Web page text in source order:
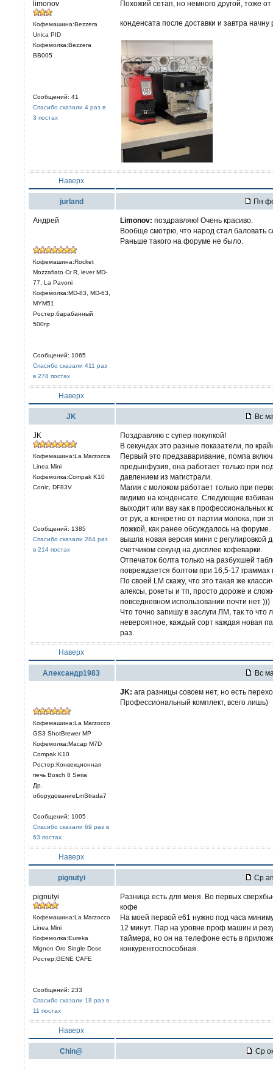
limonov
Кофемашина:Bezzera
Unica PID
Кофемолка:Bezzera
BB005
Сообщений: 41
Спасибо сказали 4 раз в
3 постах
Похожий сетап, но немного другой, тоже
конденсата после доставки и завтра начну
Наверх
jurland Пн
Андрей
Кофемашина:Rocket
Mozzafiato Cr R, lever MD-
77, La Pavoni
Кофемолка:MD-83, MD-63,
MYM51
Ростер:барабанный
500гр
Сообщений: 1065
Спасибо сказали 411 раз
в 278 постах
Limonov: поздравляю! Очень красиво.
Вообще смотрю, что народ стал баловать
Раньше такого на форуме не было.
Наверх
JK Вс
JK
Кофемашина:La Marzocca
Linea Mini
Кофемолка:Compak K10
Conic, DF83V
Сообщений: 1385
Спасибо сказали 284 раз
в 214 постах
Поздравляю с супер покупкой!
В секундах это разные показатели, по
Первый это предзаваривание, помпа
предынфузия, она работает только при
давлением из магистрали.
Магия с молоком работает только при
видимо на конденсате. Следующие
выходит или вау как в профессиональных
от рук, а конкретно от партии молока, при
ложкой, как ранее обсуждалось на
вышла новая версия мини с регулировкой
счетчиком секунд на дисплее кофеварки.
Отпечаток болта только на разбухшей
повреждается болтом при 16,5-17 граммах
По своей LM скажу, что это такая же
алексы, рокеты и тп, просто дороже и
повседневном использовании почти нет )))
Что точно запишу в заслуги ЛМ, так то что
невероятное, каждый сорт каждая новая
раз.
Наверх
Александр1983 Вс
Кофемашина:La Marzocco
GS3 ShotBrewer MP
Кофемолка:Macap M7D
Compak K10
Ростер:Конвекционная
печь Bosch 8 Seria
Др.
оборудованиеLmStrada7
Сообщений: 1005
Спасибо сказали 69 раз в
63 постах
JK: ага разницы совсем нет, но есть
Профессиональный комплект, всего лишь)
Наверх
pignutyi Ср
pignutyi
Кофемашина:La Marzocco
Linea Mini
Кофемолка:Eureka
Mignon Oro Single Dose
Ростер:GENE CAFE
Сообщений: 233
Спасибо сказали 18 раз в
11 постах
Разница есть для меня. Во первых
кофе
На моей первой e61 нужно под часа
12 минут. Пар на уровне проф машин и
таймера, но он на телефоне есть в
конкурентоспособная.
Наверх
Chin@ Ср